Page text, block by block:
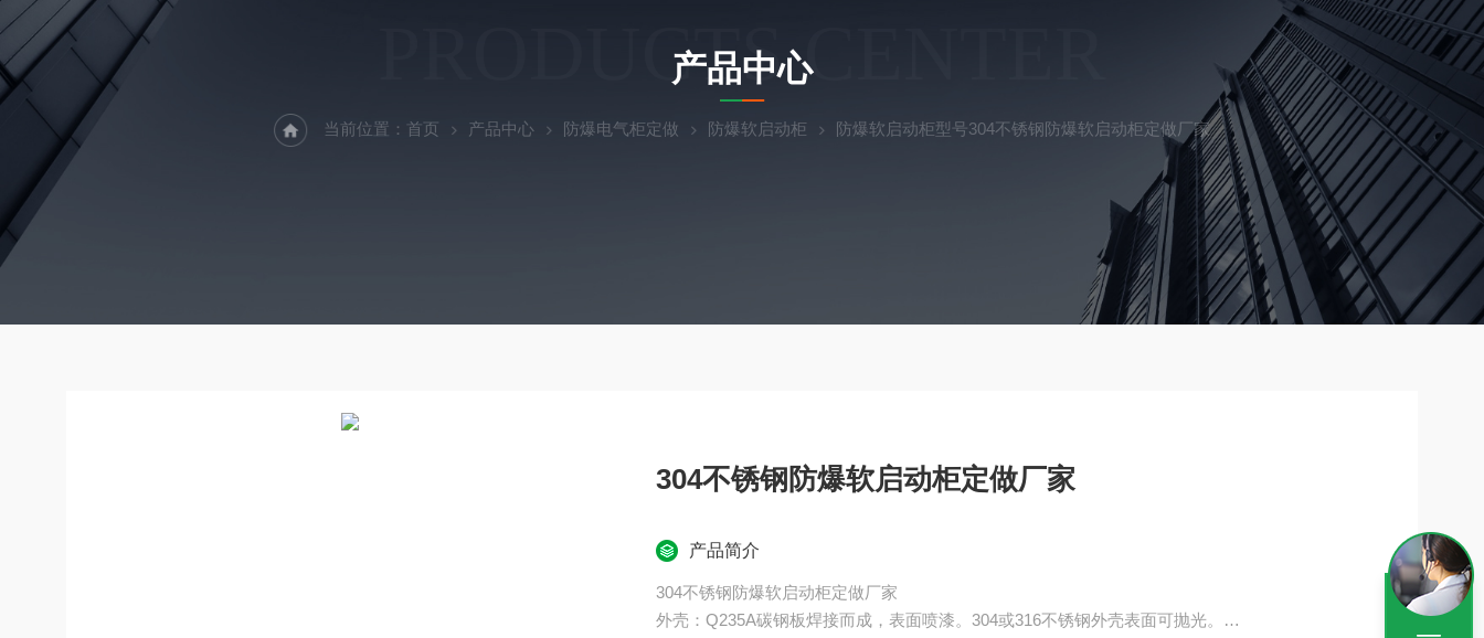
PRODUCTS CENTER
产品中心
当前位置： 首页 产品中心 防爆电气柜定做 防爆软启动柜 防爆软启动柜型号304不锈钢防爆软启动柜定做厂家
304不锈钢防爆软启动柜定做厂家
产品简介
304不锈钢防爆软启动柜定做厂家
外壳：Q235A碳钢板焊接而成，表面喷漆。304或316不锈钢外壳表面可抛光。